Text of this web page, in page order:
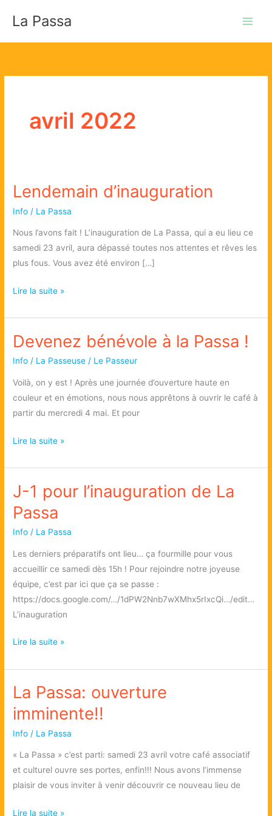
La Passa
avril 2022
Lendemain d’inauguration
Info / La Passa
Nous l’avons fait ! L’inauguration de La Passa, qui a eu lieu ce
samedi 23 avril, aura dépassé toutes nos attentes et rêves les
plus fous. Vous avez été environ […]
Lendemain
Lire la suite »
Devenez bénévole à la Passa !
Info / La Passeuse / Le Passeur
Voilà, on y est ! Après une journée d’ouverture haute en
couleur et en émotions, nous nous apprêtons à ouvrir le café à
partir du mercredi 4 mai. Et pour
Devenez
à
la
Passa
Lire la suite »
J-1 pour l’inauguration de La
Passa
Info / La Passa
Les derniers préparatifs ont lieu… ça fourmille pour vous
accueillir ce samedi dès 15h ! Pour rejoindre notre joyeuse
équipe, c’est par ici que ça se passe :
https://docs.google.com/…/1dPW2Nnb7wXMhx5rIxcQi…/edit…
L’inauguration
J-
pour
l’inauguration
La
Passa
Lire la suite »
La Passa: ouverture
imminente!!
Info / La Passa
« La Passa » c’est parti: samedi 23 avril votre café associatif
et culturel ouvre ses portes, enfin!!! Nous avons l’immense
plaisir de vous inviter à venir découvrir ce nouveau lieu de
La
Lire la suite »